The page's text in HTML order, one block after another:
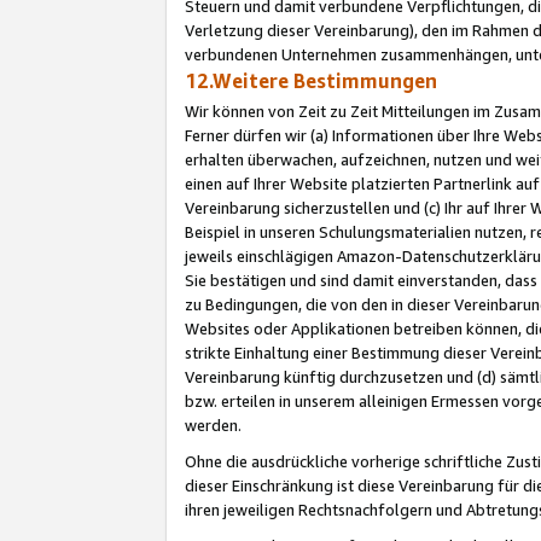
Steuern und damit verbundene Verpflichtungen,
Verletzung dieser Vereinbarung), den im
verbundenen Unternehmen zusammenhängen,
12.Weitere Bestimmungen
Wir können von Zeit zu Zeit Mitteilungen im
Ferner dürfen wir (a) Informationen über Ihre
erhalten überwachen, aufzeichnen, nutzen und
einen auf Ihrer Website platzierten Partnerlink
Vereinbarung sicherzustellen und (c) Ihr auf
Beispiel in unseren Schulungsmaterialien
jeweils einschlägigen Amazon-
Sie bestätigen und sind damit einverstanden,
zu Bedingungen, die von den in dieser
Websites oder Applikationen betreiben können,
strikte Einhaltung einer Bestimmung dieser
Vereinbarung künftig durchzusetzen und (d)
bzw. erteilen in unserem alleinigen Ermessen
werden.
Ohne die ausdrückliche vorherige schriftliche
dieser Einschränkung ist diese Vereinbarung für
ihren jeweiligen Rechtsnachfolgern und